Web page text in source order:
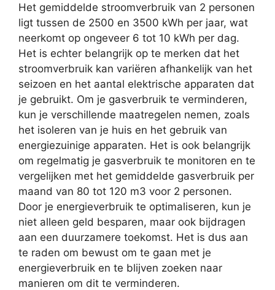
Het gemiddelde stroomverbruik van 2 personen
ligt tussen de 2500 en 3500 kWh per jaar, wat
neerkomt op ongeveer 6 tot 10 kWh per dag.
Het is echter belangrijk op te merken dat het
stroomverbruik kan variëren afhankelijk van het
seizoen en het aantal elektrische apparaten dat
je gebruikt. Om je gasverbruik te verminderen,
kun je verschillende maatregelen nemen, zoals
het isoleren van je huis en het gebruik van
energiezuinige apparaten. Het is ook belangrijk
om regelmatig je gasverbruik te monitoren en te
vergelijken met het gemiddelde gasverbruik per
maand van 80 tot 120 m3 voor 2 personen.
Door je energieverbruik te optimaliseren, kun je
niet alleen geld besparen, maar ook bijdragen
aan een duurzamere toekomst. Het is dus aan
te raden om bewust om te gaan met je
energieverbruik en te blijven zoeken naar
manieren om dit te verminderen.